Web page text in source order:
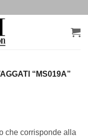
“MS019A”
che corrisponde alla